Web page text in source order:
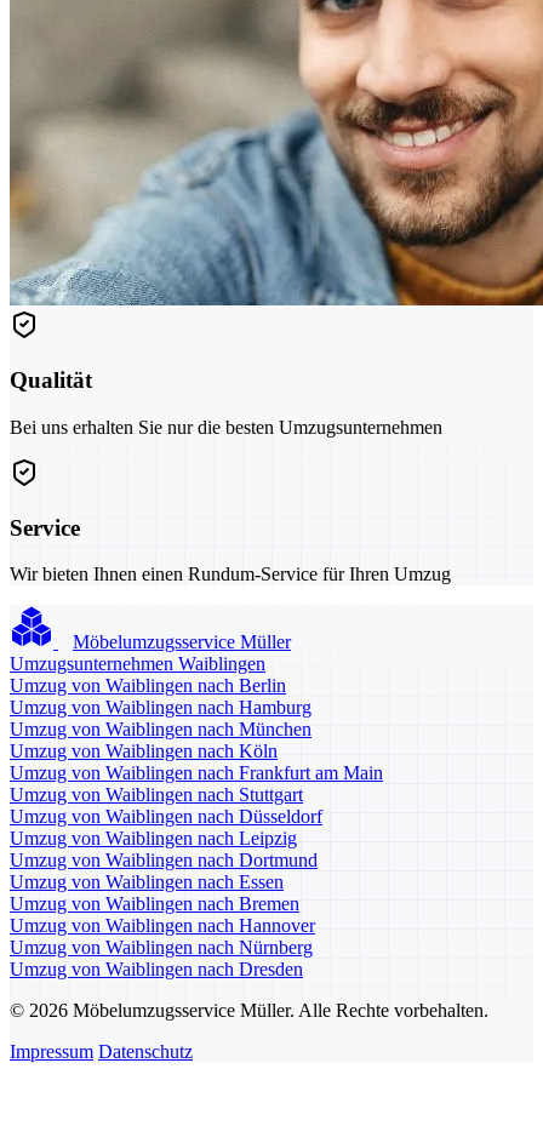
Qualität
Bei uns erhalten Sie nur die besten Umzugsunternehmen
Service
Wir bieten Ihnen einen Rundum-Service für Ihren Umzug
Möbelumzugsservice Müller
Umzugsunternehmen Waiblingen
Umzug von Waiblingen nach Berlin
Umzug von Waiblingen nach Hamburg
Umzug von Waiblingen nach München
Umzug von Waiblingen nach Köln
Umzug von Waiblingen nach Frankfurt am Main
Umzug von Waiblingen nach Stuttgart
Umzug von Waiblingen nach Düsseldorf
Umzug von Waiblingen nach Leipzig
Umzug von Waiblingen nach Dortmund
Umzug von Waiblingen nach Essen
Umzug von Waiblingen nach Bremen
Umzug von Waiblingen nach Hannover
Umzug von Waiblingen nach Nürnberg
Umzug von Waiblingen nach Dresden
© 2026 Möbelumzugsservice Müller. Alle Rechte vorbehalten.
Impressum Datenschutz